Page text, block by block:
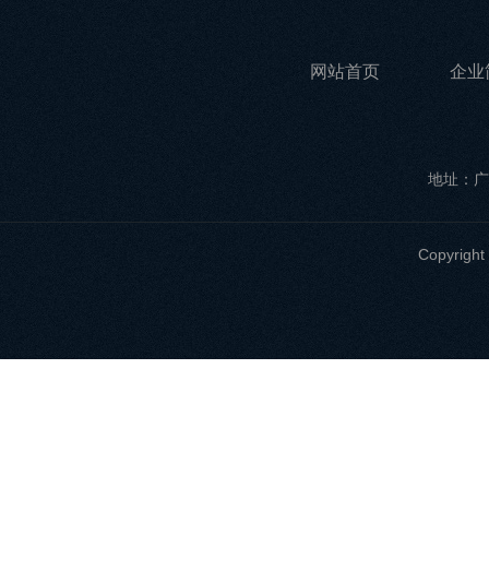
网站首页 企业
地址：